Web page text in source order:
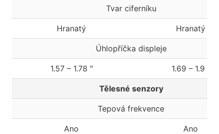
Tvar ciferníku
Hranatý Hranatý
Úhlopříčka displeje
1.57 – 1.78 ″ 1.69 – 1.9 ″
Tělesné senzory
Tepová frekvence
Ano Ano